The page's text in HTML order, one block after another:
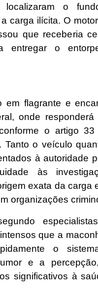
localizaram o
carga ilícita. O
que receberia
entregar o
em flagrante e
onde responderá
o artigo
Tanto o veículo
à autoridade
às
exata da carga
organizações
que a
o
e a
significativos à